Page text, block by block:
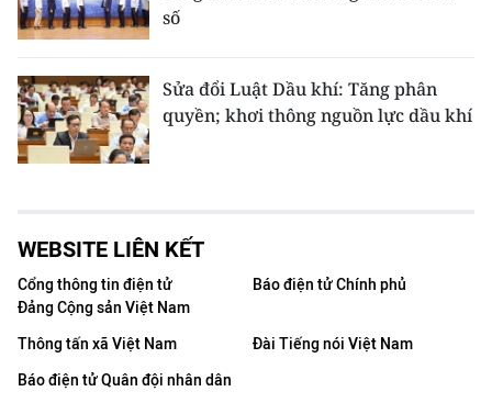
số
Sửa đổi Luật Dầu khí: Tăng phân
quyền; khơi thông nguồn lực dầu khí
WEBSITE LIÊN KẾT
Cổng thông tin điện tử
Đảng Cộng sản Việt Nam
Báo điện tử Chính phủ
Thông tấn xã Việt Nam
Đài Tiếng nói Việt Nam
Báo điện tử Quân đội nhân dân